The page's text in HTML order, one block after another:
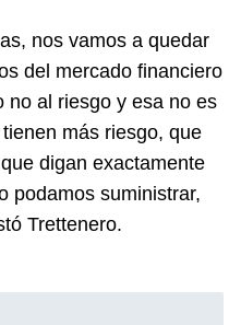
nos vamos a quedar
del mercado financiero
no al riesgo y esa no es
más riesgo, que
digan exactamente
podamos suministrar,
Trettenero.